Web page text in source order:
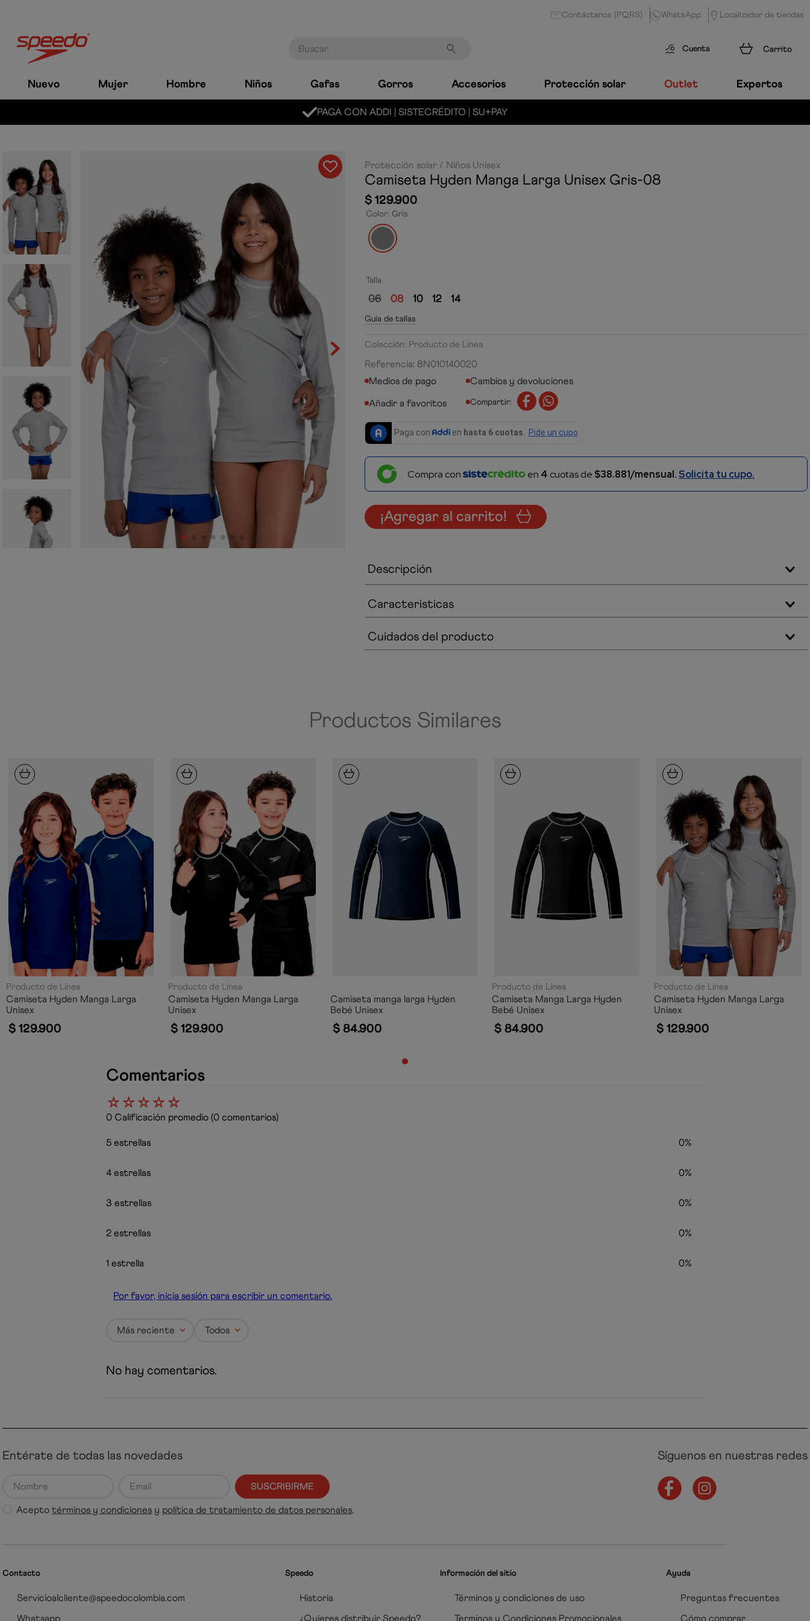
Contáctanos (PQRS) WhatsApp Localizador de tiendas
Cuenta
Nuevo Mujer Hombre Niños Gafas Gorros Accesorios Protección solar Outlet Expertos
MARCA LÍDER MUNDIAL EN NATACIÓN
Protección solar Niños Unisex
Camiseta Hyden Manga Larga Unisex Gris-08
$ 129.900
Color: Gris
Talla
06 08 10 12 14
Guía de tallas
Colección: Producto de Línea
Referencia: 8N010140020
Medios de pago
Cambios y devoluciones
Compartir:
Compra con en 4 cuotas de $38.881/mensual. Solicita tu cupo.
¡Agregar al carrito!
Descripción
Caracteristicas
Cuidados del producto
Productos Similares
Producto de Línea
Camiseta Hyden Manga Larga
Unisex
$ 129.900
Producto de Línea
Camiseta Hyden Manga Larga
Unisex
$ 129.900
Camiseta manga larga Hyden
Bebé Unisex
$ 84.900
Producto de Línea
Camiseta Manga Larga Hyden
Bebé Unisex
$ 84.900
Producto de Línea
Camiseta Hyden Manga Larga
Unisex
$ 129.900
Comentarios
☆☆☆☆☆
0 Calificación promedio (0 comentarios)
5 estrellas 0%
4 estrellas 0%
3 estrellas 0%
2 estrellas 0%
1 estrella 0%
Por favor, inicia sesión para escribir un comentario.
Más reciente Todos
No hay comentarios.
Entérate de todas las novedades
SUSCRIBIRME
Aceptotérminos y condiciones y política de tratamiento de datos personales.
Síguenos en nuestras redes
Contacto
Servicioalcliente@speedocolombia.com
Whatsapp
Speedo
Historia
¿Quieres distribuir Speedo?
Información del sitio
Términos y condiciones de uso
Terminos y Condiciones Promocionales
Ayuda
Preguntas frecuentes
Cómo comprar